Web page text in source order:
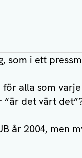
som i ett
alla som
det värt
år 2004, men